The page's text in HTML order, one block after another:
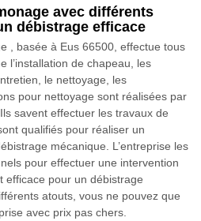
avec différents
débistrage efficace
, basée à Eus 66500, effectue tous
l’installation de chapeau, les
le nettoyage, les
pour nettoyage sont réalisées par
savent effectuer les travaux de
qualifiés pour réaliser un
mécanique. L’entreprise les
pour effectuer une intervention
efficace pour un débistrage
atouts, vous ne pouvez que
avec prix pas chers.